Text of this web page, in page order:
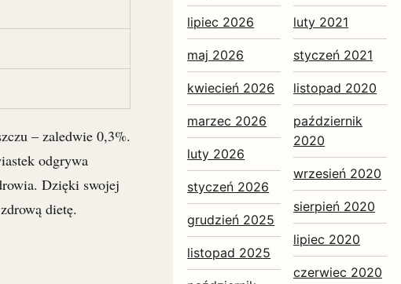
– zaledwie 0,3%.
odgrywa
Dzięki swojej
dietę.
lipiec 2026
maj 2026
kwiecień 2026
marzec 2026
luty 2026
styczeń 2026
grudzień 2025
listopad 2025
luty 2021
styczeń 2021
listopad 2020
październik
2020
wrzesień 2020
sierpień 2020
lipiec 2020
czerwiec 2020